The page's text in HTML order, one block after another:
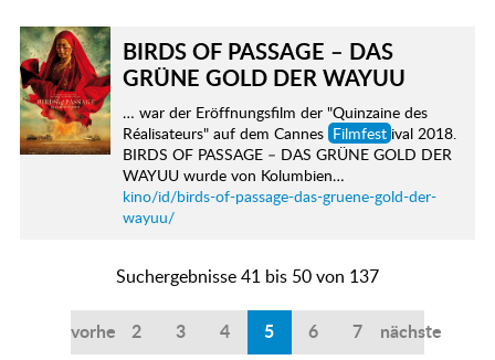
BIRDS OF PASSAGE – DAS
GRÜNE GOLD DER WAYUU
… war der Eröffnungsfilm der "Quinzaine des
Réalisateurs" auf dem Cannes Filmfest ival 2018.
BIRDS OF PASSAGE – DAS GRÜNE GOLD DER
WAYUU wurde von Kolumbien…
kino/id/birds-of-passage-das-gruene-gold-der-
wayuu/
Suchergebnisse 41 bis 50 von 137
vorherige
2 3 4 5 6 7 nächste